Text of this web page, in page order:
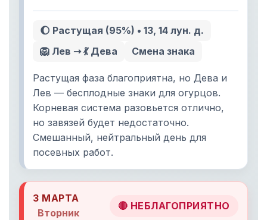
🌔 Растущая (95%) • 13, 14 лун. д.
🦁 Лев ➝ 💃 Дева
Смена знака
Растущая фаза благоприятна, но Дева и
Лев — бесплодные знаки для огурцов.
Корневая система разовьется отлично,
но завязей будет недостаточно.
Смешанный, нейтральный день для
посевных работ.
3 МАРТА
Вторник
🔴 НЕБЛАГОПРИЯТНО